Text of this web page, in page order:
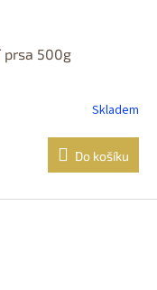
prsa 500g
Skladem
Do košíku